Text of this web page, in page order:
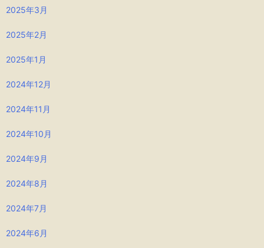
2025年3月
2025年2月
2025年1月
2024年12月
2024年11月
2024年10月
2024年9月
2024年8月
2024年7月
2024年6月